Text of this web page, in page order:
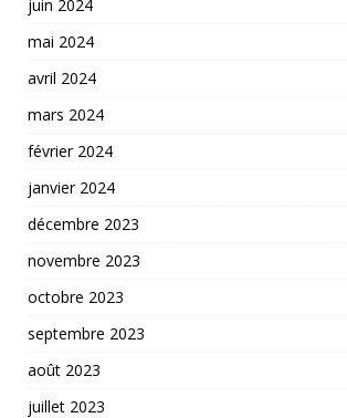
juin 2024
mai 2024
avril 2024
mars 2024
février 2024
janvier 2024
décembre 2023
novembre 2023
octobre 2023
septembre 2023
août 2023
juillet 2023